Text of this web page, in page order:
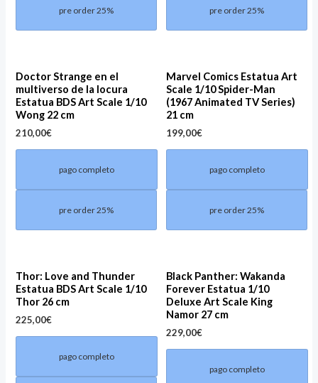
pre order 25% pre order 25%
Doctor Strange en el
multiverso de la locura
Estatua BDS Art Scale 1/10
Wong 22 cm
210,00€
pago completo
pre order 25%
Marvel Comics Estatua Art
Scale 1/10 Spider-Man
(1967 Animated TV Series)
21 cm
199,00€
pago completo
pre order 25%
Thor: Love and Thunder
Estatua BDS Art Scale 1/10
Thor 26 cm
225,00€
pago completo
Black Panther: Wakanda
Forever Estatua 1/10
Deluxe Art Scale King
Namor 27 cm
229,00€
pago completo